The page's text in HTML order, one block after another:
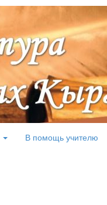
В помощь учителю